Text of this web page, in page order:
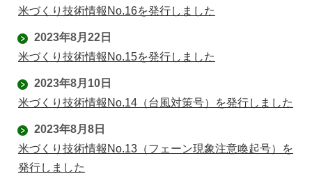
米づくり技術情報No.16を発行しました
2023年8月22日
米づくり技術情報No.15を発行しました
2023年8月10日
米づくり技術情報No.14（台風対策号）を発行しました
2023年8月8日
米づくり技術情報No.13（フェーン現象注意喚起号）を
発行しました